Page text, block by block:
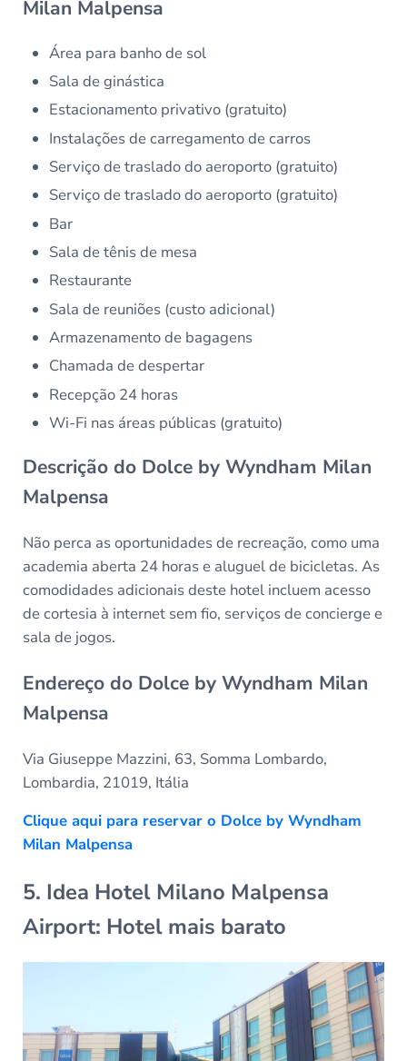
Milan Malpensa
Área para banho de sol
Sala de ginástica
Estacionamento privativo (gratuito)
Instalações de carregamento de carros
Serviço de traslado do aeroporto (gratuito)
Serviço de traslado do aeroporto (gratuito)
Bar
Sala de tênis de mesa
Restaurante
Sala de reuniões (custo adicional)
Armazenamento de bagagens
Chamada de despertar
Recepção 24 horas
Wi-Fi nas áreas públicas (gratuito)
Descrição do Dolce by Wyndham Milan
Malpensa
Não perca as oportunidades de recreação, como uma
academia aberta 24 horas e aluguel de bicicletas. As
comodidades adicionais deste hotel incluem acesso
de cortesia à internet sem fio, serviços de concierge e
sala de jogos.
Endereço do Dolce by Wyndham Milan
Malpensa
Via Giuseppe Mazzini, 63, Somma Lombardo,
Lombardia, 21019, Itália
Clique aqui para reservar o Dolce by Wyndham
Milan Malpensa
5. Idea Hotel Milano Malpensa
Airport: Hotel mais barato